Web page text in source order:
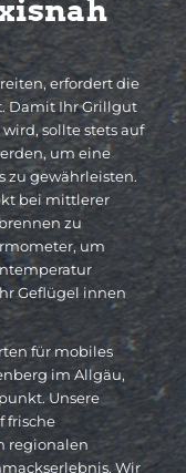
erfordert die
Damit Ihr Grillgut
sollte stets auf
um eine
zu gewährleisten.
bei mittlerer
zu
um
Geflügel innen
für mobiles
im Allgäu,
Unsere
frische
regionalen
Wir